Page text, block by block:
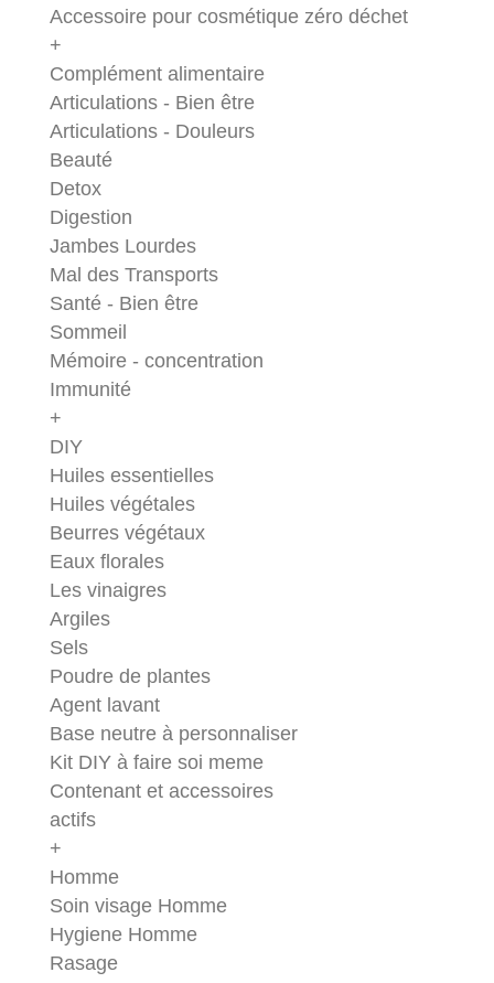
Accessoire pour cosmétique zéro déchet
+
Complément alimentaire
Articulations - Bien être
Articulations - Douleurs
Beauté
Detox
Digestion
Jambes Lourdes
Mal des Transports
Santé - Bien être
Sommeil
Mémoire - concentration
Immunité
+
DIY
Huiles essentielles
Huiles végétales
Beurres végétaux
Eaux florales
Les vinaigres
Argiles
Sels
Poudre de plantes
Agent lavant
Base neutre à personnaliser
Kit DIY à faire soi meme
Contenant et accessoires
actifs
+
Homme
Soin visage Homme
Hygiene Homme
Rasage